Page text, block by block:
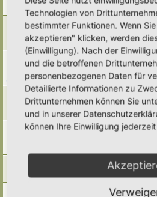
Antworten:
neues Bildformat?
Letzter Beitrag von RonB
Sa 23. Mai
Antworten:3
Wartungsarbeiten 02.05.2026 -
Letzter Beitrag von Polarwelt«Sa 2. Mai
Antworten:1
Baldige Aufgabe des alten
Letzter Beitrag vonPolarwelt«Sa 14.
Antworten:1
Ausfall Hortus-Netzwerk heute
Vielen lieben Dank für die
Do 1.
Partnerschaft mit NaturaDB und
Technologien von
bestimmter Funktionen. Wenn
akzeptieren" klicken, werden
(Einwilligung). Nach der
und die betroffenen
personenbezogenen Daten für
Detaillierte Informationen zu
Drittunternehmen können Sie
und in unserer
können Ihre Einwilligung